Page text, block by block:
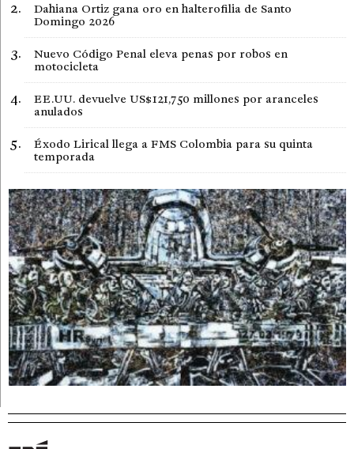
Dahiana Ortiz gana oro en halterofilia de Santo
Domingo 2026
Nuevo Código Penal eleva penas por robos en
motocicleta
EE.UU. devuelve US$121,750 millones por aranceles
anulados
Éxodo Lirical llega a FMS Colombia para su quinta
temporada